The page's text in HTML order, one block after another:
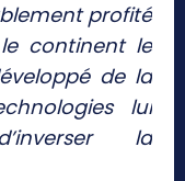
profité
continent le
de la
lui
la